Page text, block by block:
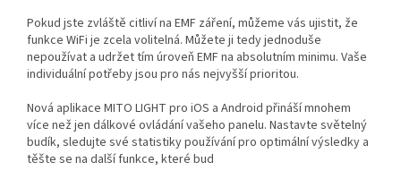
Pokud jste zvláště citliví na EMF záření, můžeme vás ujistit, že
funkce WiFi je zcela volitelná. Můžete ji tedy jednoduše
nepoužívat a udržet tím úroveň EMF na absolutním minimu. Vaše
individuální potřeby jsou pro nás nejvyšší prioritou.
Nová aplikace MITO LIGHT pro iOS a Android přináší mnohem
více než jen dálkové ovládání vašeho panelu. Nastavte světelný
budík, sledujte své statistiky používání pro optimální výsledky a
těšte se na další funkce, které bud